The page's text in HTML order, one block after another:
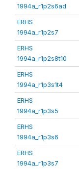
1994a_r1p2s6ad
ERHS
1994a_r1p2s7
ERHS
1994a_r1p2s8t10
ERHS
1994a_r1p3s1t4
ERHS
1994a_r1p3s5
ERHS
1994a_r1p3s6
ERHS
1994a_r1p3s7